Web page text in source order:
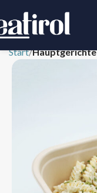
Start Hauptgerichte